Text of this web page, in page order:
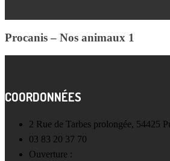
Procanis – Nos animaux 1
COORDONNÉES
2 Rue de Tarbes prolongée, 54425
03 83 20 37 70
Ouverture :